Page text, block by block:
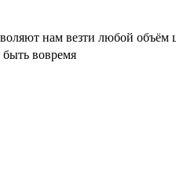
нам везти любой объём
вовремя